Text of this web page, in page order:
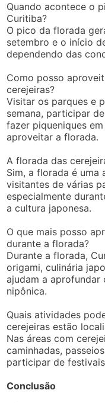
Quando acontece o
Curitiba?
O pico da florada
setembro e o início
dependendo das
Como posso
cerejeiras?
Visitar os parques e
semana, participar
fazer piqueniques
aproveitar a florada.
A florada das
Sim, a florada é uma
visitantes de várias
especialmente
a cultura japonesa.
O que mais posso
durante a florada?
Durante a florada,
origami, culinária
ajudam a aprofundar
nipônica.
Quais atividades
cerejeiras estão
Nas áreas com
caminhadas,
participar de
Conclusão